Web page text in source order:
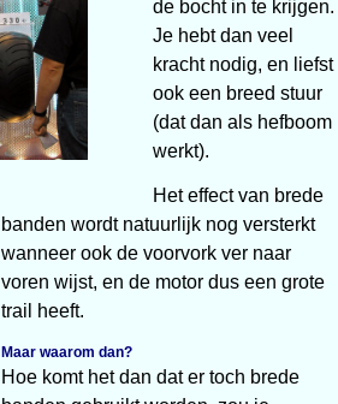
de bocht in te krijgen.
Je hebt dan veel
kracht nodig, en liefst
ook een breed stuur
(dat dan als hefboom
werkt).
Het effect van brede
banden wordt natuurlijk nog versterkt
wanneer ook de voorvork ver naar
voren wijst, en de motor dus een grote
trail heeft.
Maar waarom dan?
Hoe komt het dan dat er toch brede